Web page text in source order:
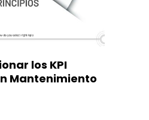
los KPI
Mantenimiento